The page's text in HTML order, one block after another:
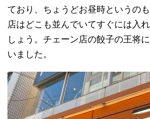
ており、ちょうどお昼時というの
店はどこも並んでいてすぐには入
しょう。チェーン店の餃子の王将
いました。